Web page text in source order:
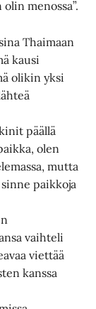
menossa”.
Thaimaan
kausi
olikin yksi
päällä
olen
mutta
paikkoja
vaihteli
viettää
kanssa